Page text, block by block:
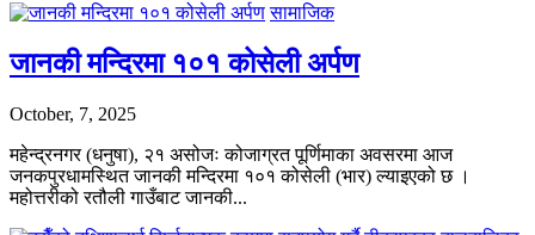
सामाजिक
जानकी मन्दिरमा १०१ कोसेली अर्पण
October, 7, 2025
महेन्द्रनगर (धनुषा), २१ असोजः कोजाग्रत पूर्णिमाका अवसरमा आज
जनकपुरधामस्थित जानकी मन्दिरमा १०१ कोसेली (भार) ल्याइएको छ ।
महोत्तरीको रतौली गाउँबाट जानकी...